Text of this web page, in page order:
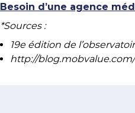
Besoin d’une agence
*Sources :
19e édition de
http://